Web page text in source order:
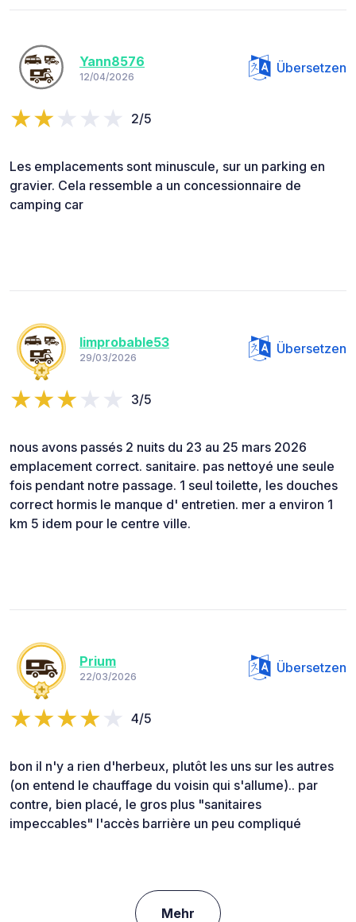
Yann8576
12/04/2026
Übersetzen
2/5
Les emplacements sont minuscule, sur un parking en
gravier. Cela ressemble a un concessionnaire de
camping car
limprobable53
29/03/2026
Übersetzen
3/5
nous avons passés 2 nuits du 23 au 25 mars 2026
emplacement correct. sanitaire. pas nettoyé une seule
fois pendant notre passage. 1 seul toilette, les douches
correct hormis le manque d' entretien. mer a environ 1
km 5 idem pour le centre ville.
Prium
22/03/2026
Übersetzen
4/5
bon il n'y a rien d'herbeux, plutôt les uns sur les autres
(on entend le chauffage du voisin qui s'allume).. par
contre, bien placé, le gros plus "sanitaires
impeccables" l'accès barrière un peu compliqué
Mehr